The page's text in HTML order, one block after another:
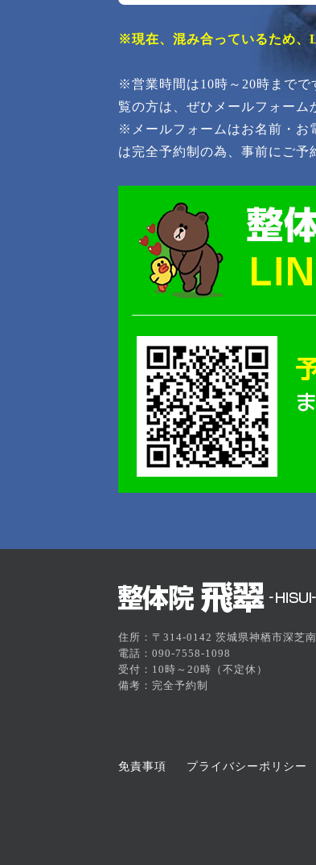
※現在、混み合っているため、
※営業時間は10時～20時までで
覧の方は、ぜひメールフォーム
※メールフォームはお名前・お
は完全予約制の為、事前にご予
住所：〒314-0142 茨城県神栖市深芝
電話：090-7558-1098
受付：10時～20時（不定休）
備考：完全予約制
免責事項 プライバシーポリシー